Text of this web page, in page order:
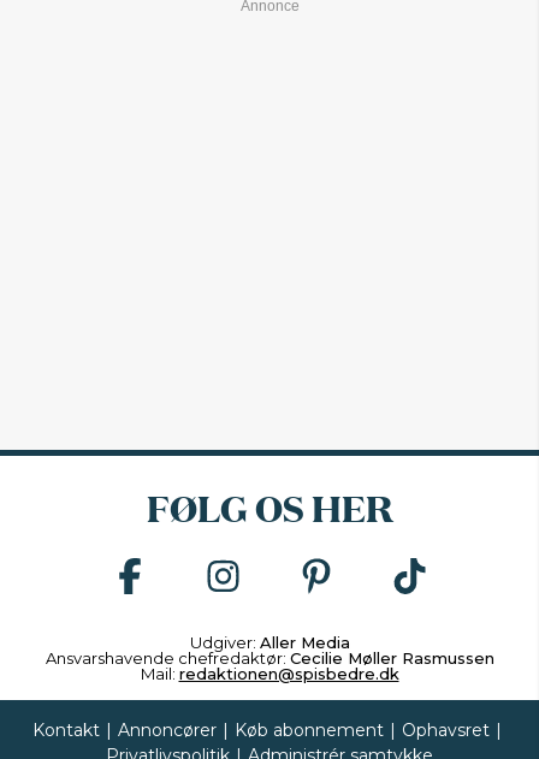
FØLG OS HER
Udgiver: Aller Media
Ansvarshavende chefredaktør: Cecilie Møller Rasmussen
Mail: redaktionen@spisbedre.dk
Kontakt | Annoncører | Køb abonnement | Ophavsret |